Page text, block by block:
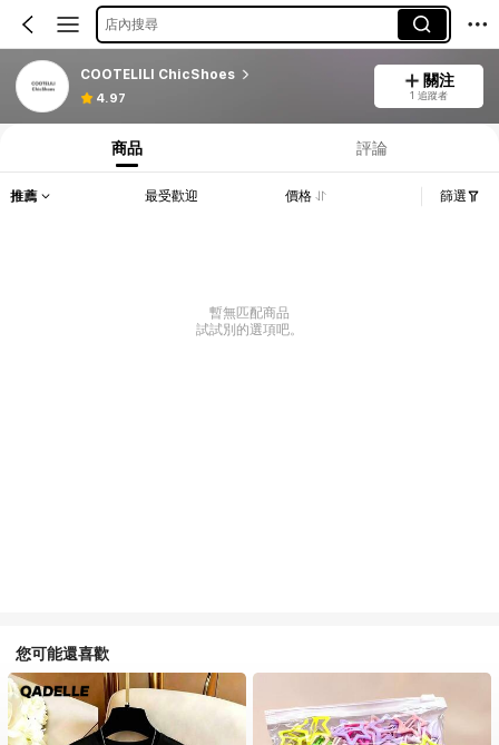
店內搜尋
COOTELILI ChicShoes
4.97
關注
1 追蹤者
商品 評論
推薦 最受歡迎 價格 篩選
暫無匹配商品
試試別的選項吧。
您可能還喜歡